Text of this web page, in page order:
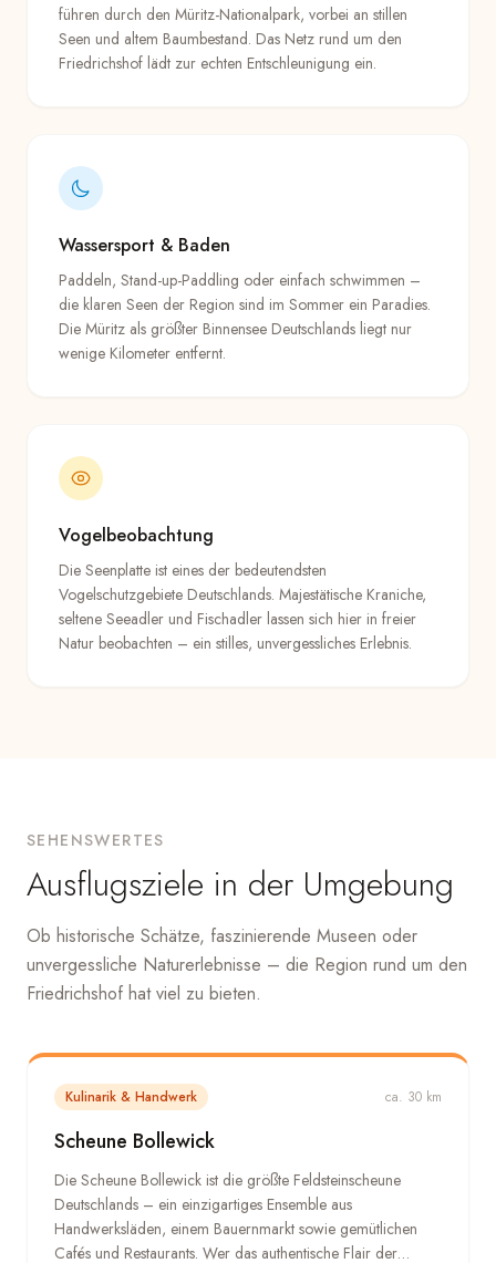
führen durch den Müritz-Nationalpark, vorbei an stillen
Seen und altem Baumbestand. Das Netz rund um den
Friedrichshof lädt zur echten Entschleunigung ein.
Wassersport & Baden
Paddeln, Stand-up-Paddling oder einfach schwimmen –
die klaren Seen der Region sind im Sommer ein Paradies.
Die Müritz als größter Binnensee Deutschlands liegt nur
wenige Kilometer entfernt.
Vogelbeobachtung
Die Seenplatte ist eines der bedeutendsten
Vogelschutzgebiete Deutschlands. Majestätische Kraniche,
seltene Seeadler und Fischadler lassen sich hier in freier
Natur beobachten – ein stilles, unvergessliches Erlebnis.
SEHENSWERTES
Ausflugsziele in der Umgebung
Ob historische Schätze, faszinierende Museen oder
unvergessliche Naturerlebnisse – die Region rund um den
Friedrichshof hat viel zu bieten.
Kulinarik & Handwerk ca. 30 km
Scheune Bollewick
Die Scheune Bollewick ist die größte Feldsteinscheune
Deutschlands – ein einzigartiges Ensemble aus
Handwerksläden, einem Bauernmarkt sowie gemütlichen
Cafés und Restaurants. Wer das authentische Flair der